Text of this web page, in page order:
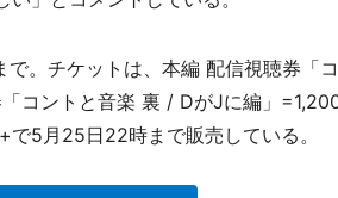
。チケットは、本編 配信視聴券「
コントと音楽 裏 / DがJに編」
5月25日22時まで販売している。